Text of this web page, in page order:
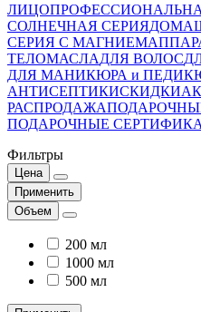
ЛИЦО
СОЛНЕЧНАЯ СЕРИЯ
СЕРИЯ С МАГНИЕМ
ТЕЛОМАСЛАДЛЯ ВОЛОС
ДЛЯ МАНИКЮРА и
АНТИСЕПТИКИСКИДКИ
РАСПРОДАЖА
ПОДАРОЧНЫЕ
Фильтры
Цена
Применить
Объем
200 мл
1000 мл
500 мл